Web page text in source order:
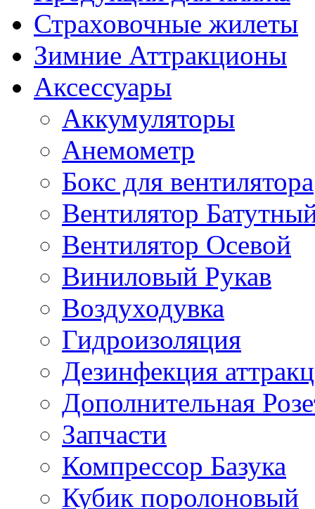
Страховочные жилеты
Зимние Аттракционы
Аксессуары
Аккумуляторы
Анемометр
Бокс для вентилятора
Вентилятор
Вентилятор Осевой
Виниловый Рукав
Воздуходувка
Гидроизоляция
Дезинфекция
Дополнительная
Запчасти
Компрессор Базука
Кубик поролоновый